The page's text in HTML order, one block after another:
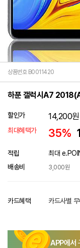
상품번호 B0011420
하푼 갤럭시A7
할인가 14,200원
최대혜택가
35%
적립 최대
배송비
3,000원
카드혜택 카드사별
APP에서